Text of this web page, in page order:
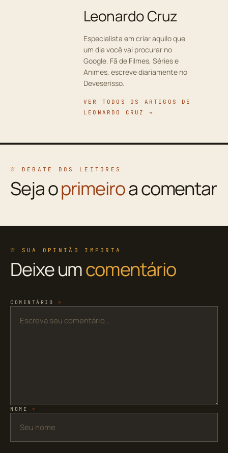
Leonardo Cruz
Especialista em criar aquilo que
um dia você vai procurar no
Google. Fã de Filmes, Séries e
Animes, escreve diariamente no
Deveserisso.
VER TODOS OS ARTIGOS DE
LEONARDO CRUZ →
※ DEBATE DOS LEITORES
Seja oprimeiroa comentar
※ SUA OPINIÃO IMPORTA
Deixe umcomentário
COMENTÁRIO *
NOME *